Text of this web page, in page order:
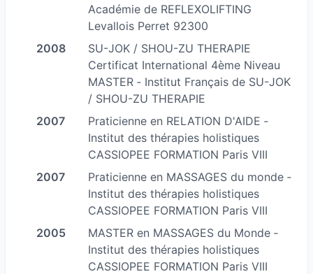
Après un parcours de vie initiatique sur le plan
humain et holistique, elle va véritablement se
passionner pour la psycho-somatisation de
l’être, afin de témoigner de la possibilité de
survire à toutes les épreuves de la vie et mettre
à disposition sa riche expérience d’une meilleure
compréhension de soi et des autres dans le
développement de tous ses potentiels actifs.
Elle est la fondatrice du centre Spirale Energie
d'Accompagnement thérapeutique en bio
résonance et méta-médecine énergétique
quantique en SHOU-ZU.
Académie de REFLEXOLIFTING
Levallois Perret 92300
2008
SU-JOK / SHOU-ZU THERAPIE
Certificat International 4ème Niveau
MASTER ‐ Institut Français de SU-JOK
/ SHOU-ZU THERAPIE
2007
Praticienne en RELATION D'AIDE ‐
Institut des thérapies holistiques
CASSIOPEE FORMATION Paris VIII
2007
Praticienne en MASSAGES du monde ‐
Institut des thérapies holistiques
CASSIOPEE FORMATION Paris VIII
2005
MASTER en MASSAGES du Monde ‐
Institut des thérapies holistiques
CASSIOPEE FORMATION Paris VIII